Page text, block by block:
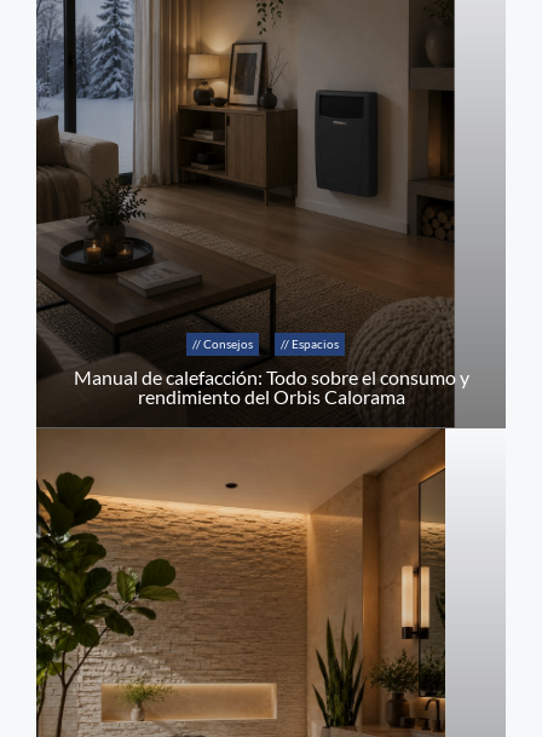
// Consejos // Espacios
Manual de calefacción: Todo sobre el consumo y
rendimiento del Orbis Calorama